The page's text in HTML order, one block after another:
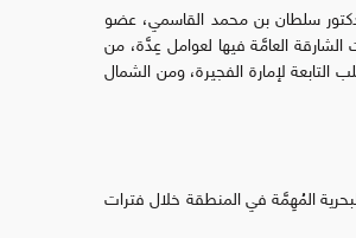
الدكتور سلطان بن محمد القاسمي، عضو
الشارقة العامَّة فيها لعوامل عِدَّة، من
لإمارة الفجيرة، ومن الشمال
المُهِمَّة في المنطقة خلال فترات